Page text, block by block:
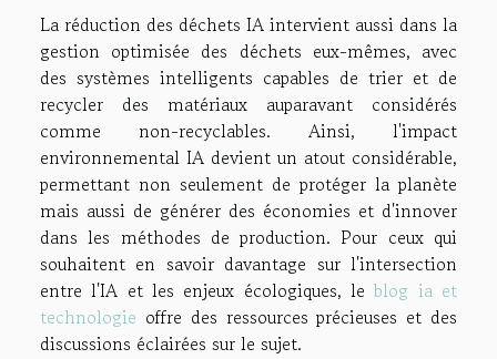
La réduction des déchets IA intervient aussi dans la
gestion optimisée des déchets eux-mêmes, avec
des systèmes intelligents capables de trier et de
recycler des matériaux auparavant considérés
comme non-recyclables. Ainsi, l'impact
environnemental IA devient un atout considérable,
permettant non seulement de protéger la planète
mais aussi de générer des économies et d'innover
dans les méthodes de production. Pour ceux qui
souhaitent en savoir davantage sur l'intersection
entre l'IA et les enjeux écologiques, leblog ia et
technologie offre des ressources précieuses et des
discussions éclairées sur le sujet.